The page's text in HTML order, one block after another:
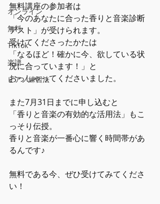
オンライン
無料
TikTok
楽譜
ピアノ練習法
無料講座の参加者は
「今のあなたに合った香りと音楽診断
テスト」が受けられます。
受けてくださったかたは
「なるほど！確かに今、欲している状
況に合っています！」と
おっしゃってくださいました。
また7月31日までに申し込むと
「香りと音楽の有効的な活用法」もこ
っそり伝授。
香りと音楽が一番心に響く時間帯があ
るんです♪
無料である今、ぜひ受けてみてくださ
い！